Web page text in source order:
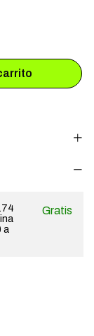
a
Gratis